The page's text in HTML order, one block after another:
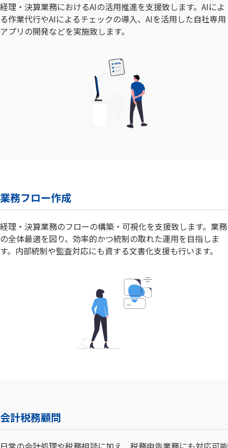
経理・決算業務におけるAIの活用推進を支援致します。AIによ
る作業代行やAIによるチェックの導入、AIを活用した自社専用
アプリの開発などを実施致します。
業務フロー作成
経理・決算業務のフローの構築・可視化を支援致します。業務
の全体最適を図り、効率的かつ統制の取れた運用を目指しま
す。内部統制や監査対応にも資する文書化支援も行います。
会計税務顧問